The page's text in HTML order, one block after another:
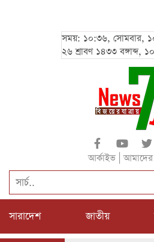
সময়: ১০:৩৬, সোমবার,
২৬ শ্রাবণ ১৪৩৩ বঙ্গাব্দ,
আর্কাইভ আমাদের
সারাদেশ জাতীয়